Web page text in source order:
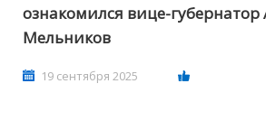
ознакомился вице-губернатор
Мельников
19 сентября 2025